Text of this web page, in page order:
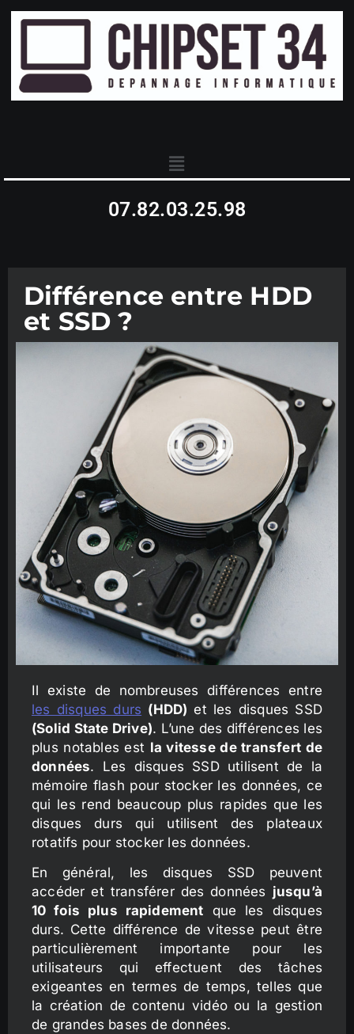
07.82.03.25.98
Différence entre HDD
et SSD ?
Il existe de nombreuses différences entre
les disques durs (HDD) et les disques SSD
(Solid State Drive). L’une des différences les
plus notables est la vitesse de transfert de
données. Les disques SSD utilisent de la
mémoire flash pour stocker les données, ce
qui les rend beaucoup plus rapides que les
disques durs qui utilisent des plateaux
rotatifs pour stocker les données.
En général, les disques SSD peuvent
accéder et transférer des données jusqu’à
10 fois plus rapidement que les disques
durs. Cette différence de vitesse peut être
particulièrement importante pour les
utilisateurs qui effectuent des tâches
exigeantes en termes de temps, telles que
la création de contenu vidéo ou la gestion
de grandes bases de données.